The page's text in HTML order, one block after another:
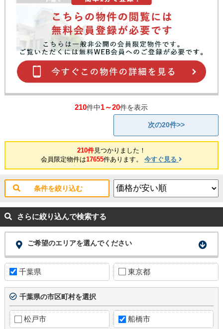
210件中1～20件を表示
次の20件>>
210件見つかりました！
会員限定物件は17655件あります。 今すぐ見る
条件を絞り込む
さらに絞り込んで検索する
ご希望のエリアを選んでください
千葉県 東京都
千葉県の市区町村を選択
松戸市 船橋市